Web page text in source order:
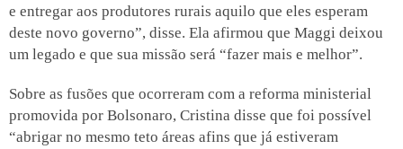
e entregar aos produtores rurais aquilo que eles esperam
deste novo governo”, disse. Ela afirmou que Maggi deixou
um legado e que sua missão será “fazer mais e melhor”.
Sobre as fusões que ocorreram com a reforma ministerial
promovida por Bolsonaro, Cristina disse que foi possível
“abrigar no mesmo teto áreas afins que já estiveram